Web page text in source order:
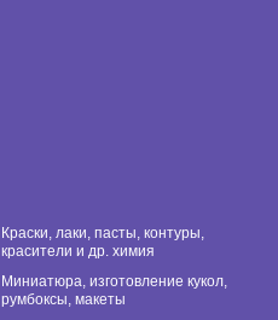
Краски, лаки, пасты, контуры,
красители и др. химия
Миниатюра, изготовление кукол,
румбоксы, макеты